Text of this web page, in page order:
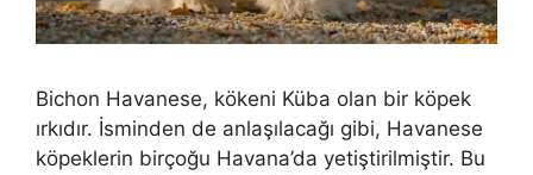
Bichon Havanese, kökeni Küba olan bir köpek
ırkıdır. İsminden de anlaşılacağı gibi, Havanese
köpeklerin birçoğu Havana’da yetiştirilmiştir. Bu